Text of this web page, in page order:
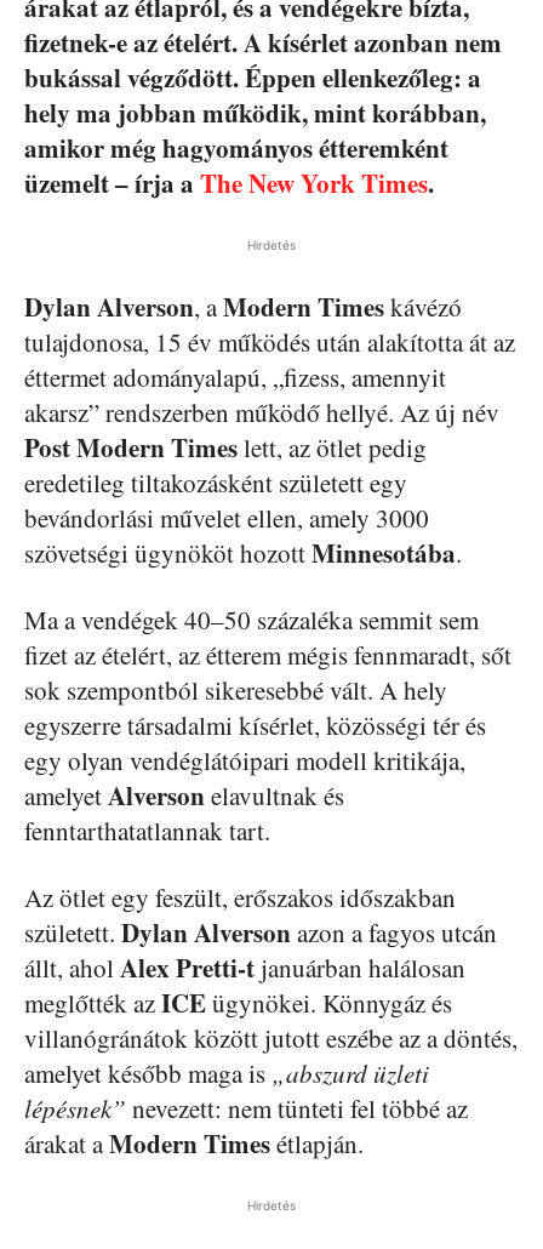
árakat az étlapról, és a vendégekre bízta,
fizetnek-e az ételért. A kísérlet azonban nem
bukással végződött. Éppen ellenkezőleg: a
hely ma jobban működik, mint korábban,
amikor még hagyományos étteremként
üzemelt – írja a The New York Times.
Hirdetés
Dylan Alverson, aModern Timeskávézó
tulajdonosa, 15 év működés után alakította át az
éttermet adományalapú, „fizess, amennyit
akarsz” rendszerben működő hellyé. Az új név
Post Modern Timeslett, az ötlet pedig
eredetileg tiltakozásként született egy
bevándorlási művelet ellen, amely 3000
szövetségi ügynököt hozottMinnesotába.
Ma a vendégek 40–50 százaléka semmit sem
fizet az ételért, az étterem mégis fennmaradt, sőt
sok szempontból sikeresebbé vált. A hely
egyszerre társadalmi kísérlet, közösségi tér és
egy olyan vendéglátóipari modell kritikája,
amelyetAlversonelavultnak és
fenntarthatatlannak tart.
Az ötlet egy feszült, erőszakos időszakban
született. Dylan Alversonazon a fagyos utcán
állt, aholAlex Pretti-tjanuárban halálosan
meglőtték azICEügynökei. Könnygáz és
villanógránátok között jutott eszébe az a döntés,
amelyet később maga is „abszurd üzleti
lépésnek” nevezett: nem tünteti fel többé az
árakat aModern Timesétlapján.
Hirdetés